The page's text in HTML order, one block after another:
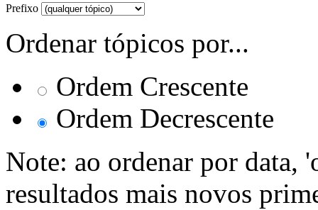
Prefixo
Ordenar tópicos por...
Ordem Crescente
Ordem Decrescente
Note: ao ordenar por data,
resultados mais novos